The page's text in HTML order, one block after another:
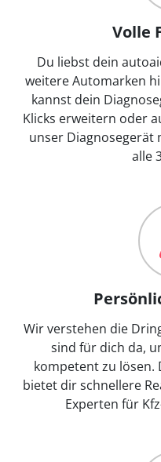
Volle
Du liebst dein
weitere Automarken
kannst dein
Klicks erweitern oder
unser
alle
Wir verstehen die
sind für dich da,
kompetent zu lösen.
bietet dir schnellere
Experten für